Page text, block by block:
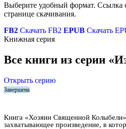
Выберите удобный формат. Ссылка
странице скачивания.
FB2 Скачать FB2 EPUB Скачать
Книжная серия
Все книги из серии
Открыть серию
Завершена
Книга «Хозяин Священной
захватывающее произведение, в